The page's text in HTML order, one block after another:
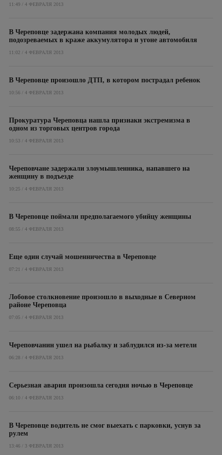
11:49 / 4 ФЕВРАЛЯ 2013
В Череповце задержана компания молодых людей,
подозреваемых в краже аккумулятора и угоне автомобиля
11:02 / 4 ФЕВРАЛЯ 2013
В Череповце произошло ДТП, в котором пострадал ребенок
10:56 / 4 ФЕВРАЛЯ 2013
Прокуратура Череповца нашла признаки экстремизма в
одном из торговых центров города
10:53 / 4 ФЕВРАЛЯ 2013
Череповчане задержали злоумышленника, напавшего на
женщину в подъезде
10:25 / 4 ФЕВРАЛЯ 2013
В Череповце поймали предполагаемого убийцу женщины
08:55 / 4 ФЕВРАЛЯ 2013
Еще один случай мошенничества в Череповце
07:21 / 4 ФЕВРАЛЯ 2013
Лобовое столкновение произошло в выходные в Северном
районе Череповца
07:05 / 4 ФЕВРАЛЯ 2013
Череповчанин ушел на рыбалку и заблудился из-за метели
06:28 / 4 ФЕВРАЛЯ 2013
Серьезная авария произошла сегодня ночью в Череповце
06:10 / 4 ФЕВРАЛЯ 2013
В Череповце водитель не смог выехать с парковки, уснув за
рулем
13:46 / 3 ФЕВРАЛЯ 2013